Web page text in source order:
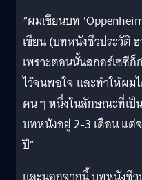
“ผมเขียนบท
เขียน (บทหนังชีวประวัติ
เพราะตอนนั้นสกอร์เซซีก็
ไว้จนพอใจ และทำให้ผม
คน ๆ หนึ่งในลักษณะที่เป็
บทหนังอยู่ 2-3 เดือน แต่
ปี”